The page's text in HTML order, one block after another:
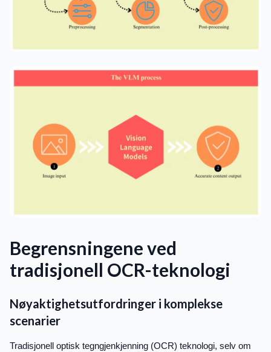
Begrensningene ved
tradisjonell OCR-teknologi
Nøyaktighetsutfordringer i komplekse
scenarier
Tradisjonell optisk tegngjenkjenning (OCR) teknologi, selv om